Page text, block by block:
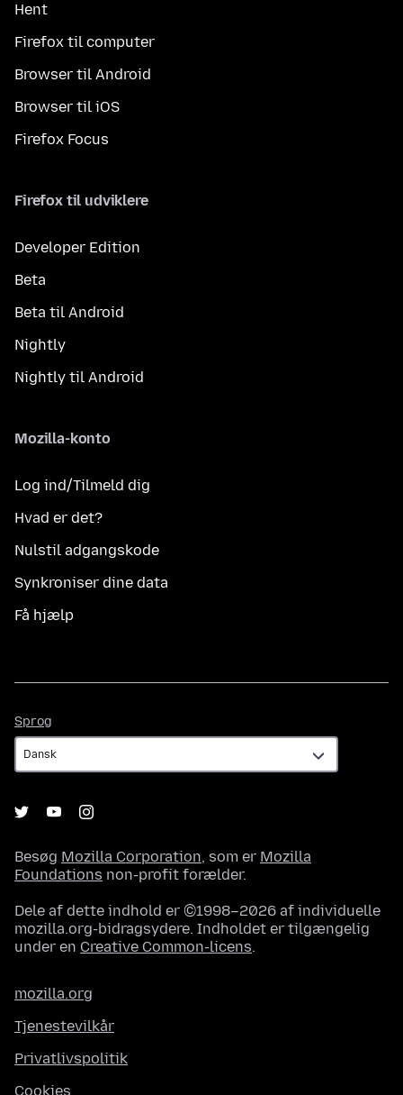
Hent
Firefox til computer
Browser til Android
Browser til iOS
Firefox Focus
Firefox til udviklere
Developer Edition
Beta
Beta til Android
Nightly
Nightly til Android
Mozilla-konto
Log ind/Tilmeld dig
Hvad er det?
Nulstil adgangskode
Synkroniser dine data
Få hjælp
Sprog
Besøg Mozilla Corporation, som er Mozilla
Foundations non-profit forælder.
Dele af dette indhold er ©1998–2026 af individuelle
mozilla.org-bidragsydere. Indholdet er tilgængelig
under en Creative Common-licens.
mozilla.org
Tjenestevilkår
Privatlivspolitik
Cookies